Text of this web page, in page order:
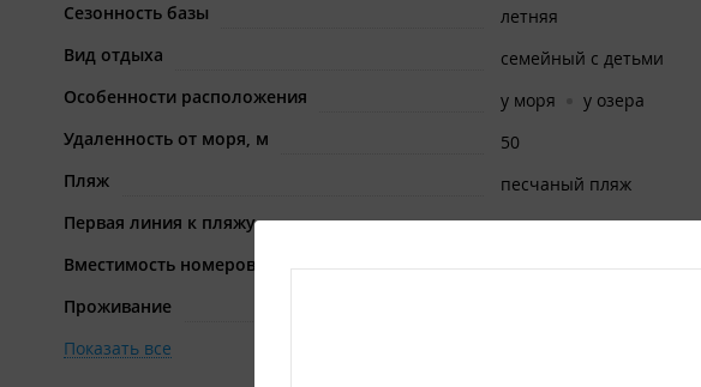
Сезонность базы
летняя
Вид отдыха
семейный с детьми
Особенности расположения
у моря
у озера
Удаленность от моря, м
50
Пляж
песчаный пляж
Первая линия к пляжу
Да
Вместимость номеров
от 1 до 4
Проживание
Показать все